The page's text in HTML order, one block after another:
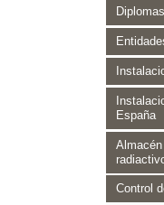
España
Control